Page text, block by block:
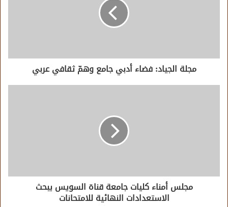
مجلة الجياد: فضاء أدبي جامع وهمّ ثقافي عربي
مجلس أمناء كليات جامعة قناة السويس يبحث
الاستعدادات النهائية للامتحانات